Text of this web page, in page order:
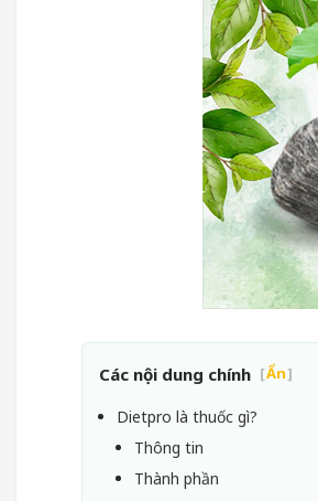
Các nội dung chính [Ẩn]
Dietpro là thuốc gì?
Thông tin
Thành phần